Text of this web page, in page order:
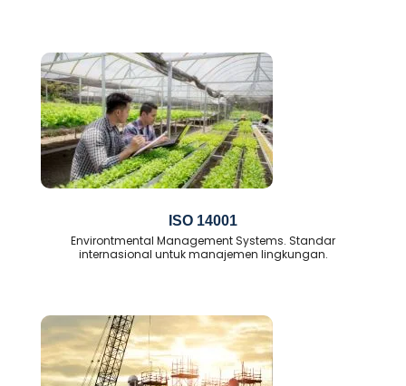
ISO 14001
Environtmental Management Systems. Standar
internasional untuk manajemen lingkungan.